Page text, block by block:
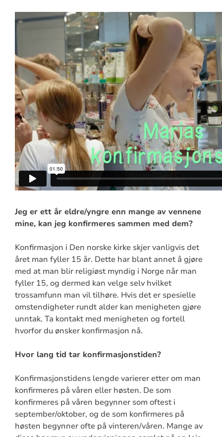
Jeg er ett år eldre/yngre enn mange av vennene
mine, kan jeg konfirmeres sammen med dem?
Konfirmasjon i Den norske kirke skjer vanligvis det
året man fyller 15 år. Dette har blant annet å gjøre
med at man blir religiøst myndig i Norge når man
fyller 15, og dermed kan velge selv hvilket
trossamfunn man vil tilhøre. Hvis det er spesielle
omstendigheter rundt alder kan menigheten gjøre
unntak. Ta kontakt med menigheten og fortell
hvorfor du ønsker konfirmasjon nå.
Hvor lang tid tar konfirmasjonstiden?
Konfirmasjonstidens lengde varierer etter om man
konfirmeres på våren eller høsten. De som
konfirmeres på våren begynner som oftest i
september/oktober, og de som konfirmeres på
høsten begynner ofte på vinteren/våren. Mange av